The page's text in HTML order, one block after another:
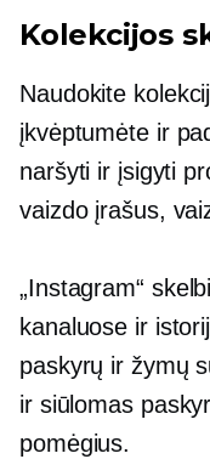
Kolekcijos
Naudokite
įkvėptumėte ir
naršyti ir įsigyti
vaizdo įrašus,
„Instagram“
kanaluose ir
paskyrų ir žymų
ir siūlomas
pomėgius.